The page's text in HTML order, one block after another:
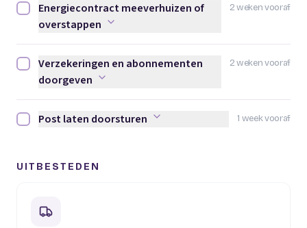
2 weken vooraf
Energiecontract meeverhuizen of overstappen afvinken
Energiecontract meeverhuizen of
overstappen
2 weken vooraf
Verzekeringen en abonnementen doorgeven afvinken
Verzekeringen en abonnementen
doorgeven
1 week vooraf
Post laten doorsturen afvinken
Post laten doorsturen
UITBESTEDEN